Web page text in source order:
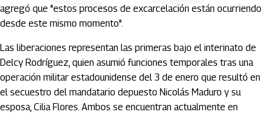
agregó que "estos procesos de excarcelación están ocurriendo
desde este mismo momento".
Las liberaciones representan las primeras bajo el interinato de
Delcy Rodríguez, quien asumió funciones temporales tras una
operación militar estadounidense del 3 de enero que resultó en
el secuestro del mandatario depuesto Nicolás Maduro y su
esposa, Cilia Flores. Ambos se encuentran actualmente en